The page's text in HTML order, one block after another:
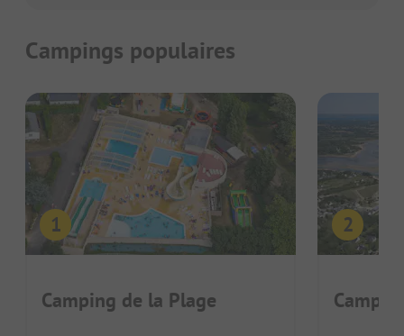
Campings populaires
Camping de la Plage